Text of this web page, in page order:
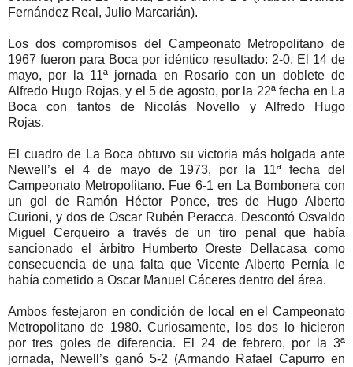
Fernández Real, Julio Marcarián).
Los dos compromisos del Campeonato Metropolitano de
1967 fueron para Boca por idéntico resultado: 2-0. El 14 de
mayo, por la 11ª jornada en Rosario con un doblete de
Alfredo Hugo Rojas, y el 5 de agosto, por la 22ª fecha en La
Boca con tantos de Nicolás Novello y Alfredo Hugo
Rojas.
El cuadro de La Boca obtuvo su victoria más holgada ante
Newell’s el 4 de mayo de 1973, por la 11ª fecha del
Campeonato Metropolitano. Fue 6-1 en La Bombonera con
un gol de Ramón Héctor Ponce, tres de Hugo Alberto
Curioni, y dos de Oscar Rubén Peracca. Descontó Osvaldo
Miguel Cerqueiro a través de un tiro penal que había
sancionado el árbitro Humberto Oreste Dellacasa como
consecuencia de una falta que Vicente Alberto Pernía le
había cometido a Oscar Manuel Cáceres dentro del área.
Ambos festejaron en condición de local en el Campeonato
Metropolitano de 1980. Curiosamente, los dos lo hicieron
por tres goles de diferencia. El 24 de febrero, por la 3ª
jornada, Newell’s ganó 5-2 (Armando Rafael Capurro en